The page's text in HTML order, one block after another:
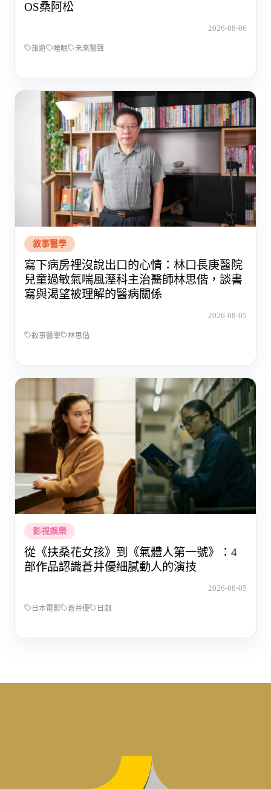
OS桑阿松
2026-08-06
旅遊 睡眠 未來醫聲
敘事醫學
寫下病房裡沒說出口的心情：林口長庚醫院
兒童過敏氣喘風溼科主治醫師林思偕，談書
寫與渴望被理解的醫病關係
2026-08-05
敘事醫學 林思偕
影視娛樂
從《扶桑花女孩》到《氣體人第一號》：4
部作品認識蒼井優細膩動人的演技
2026-08-05
日本電影 蒼井優 日劇